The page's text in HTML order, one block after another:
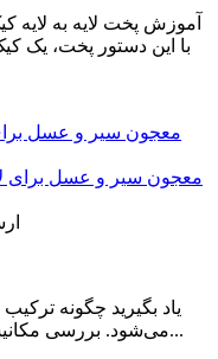
آموزش پخت لایه به
با این دستور پخت، یک
معجون سیر و عسل برای
یاد بگیرید چگونه
می‌شود. بررسی مکانیسم‌های بیوشیمیایی و روش تهیه معجون...